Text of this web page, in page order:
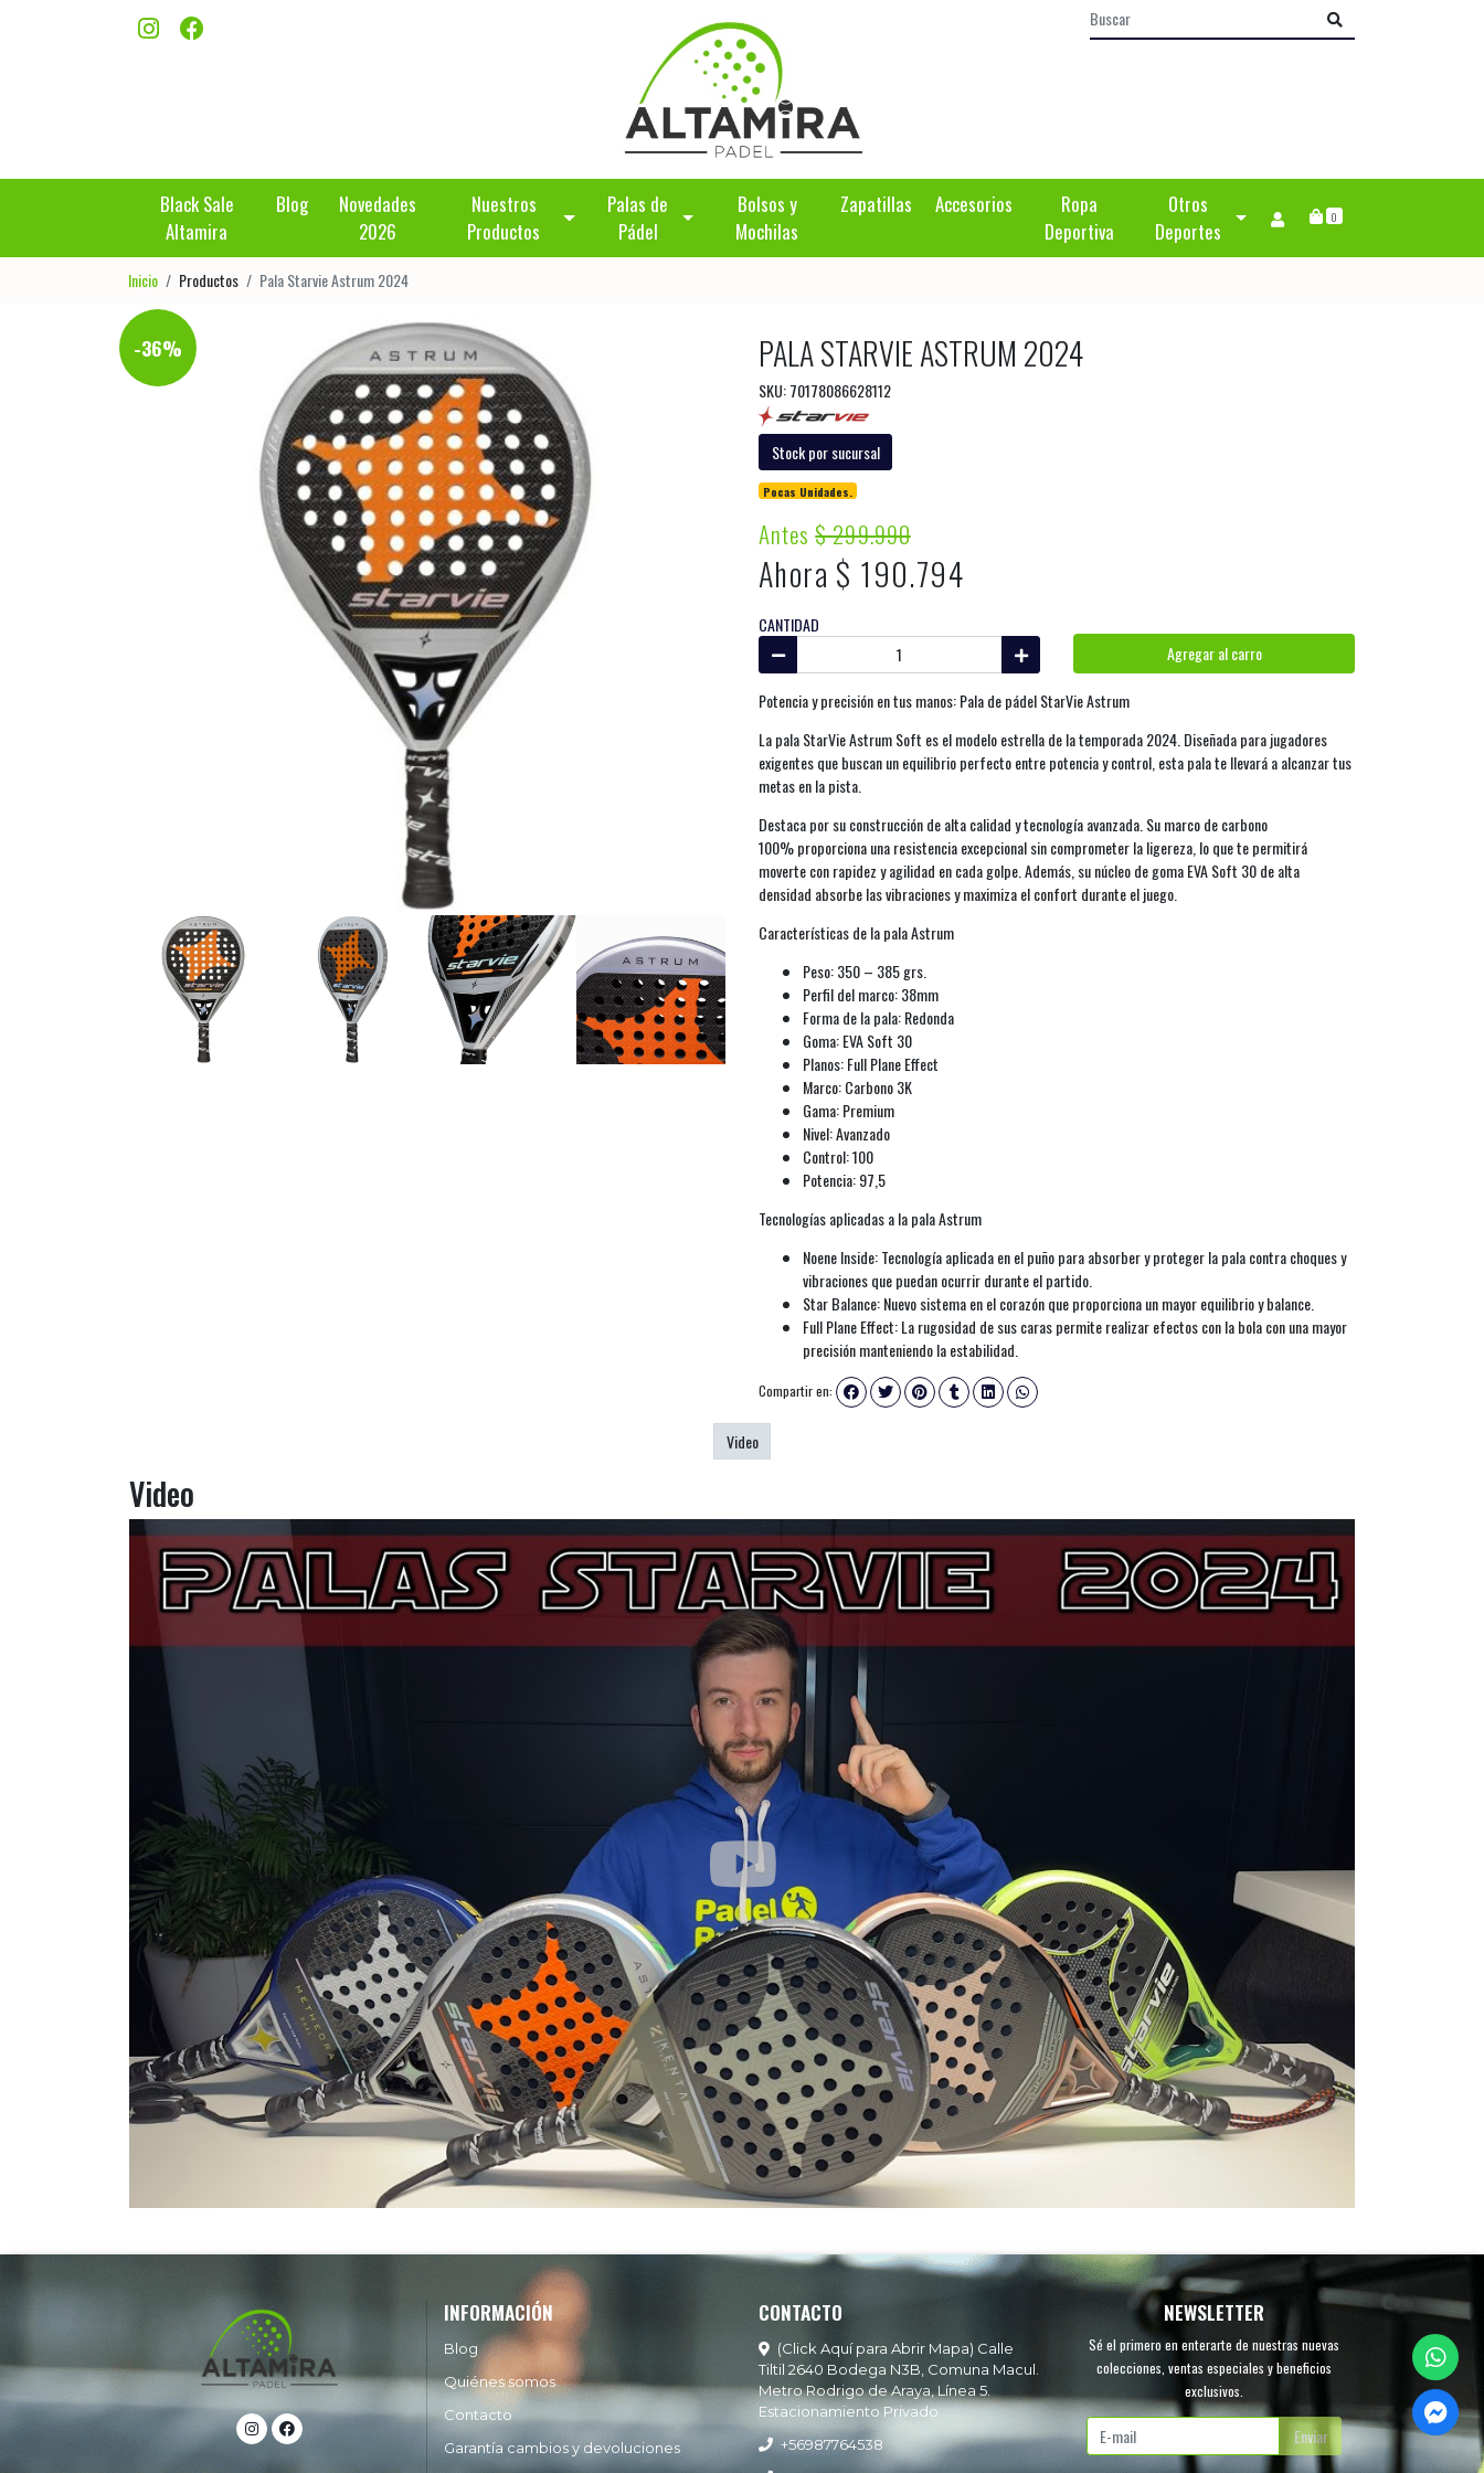
Black Sale
Altamira
Blog
Novedades
2026
Nuestros
Productos
Palas de
Pádel
Bolsos y
Mochilas
Zapatillas Accesorios
Ropa
Deportiva
Otros
Deportes
0
Inicio Productos Pala Starvie Astrum 2024
-36% PALA STARVIE ASTRUM 2024
SKU: 70178086628112
Stock por sucursal
Pocas Unidades.
Antes$ 299.990
Ahora $ 190.794
CANTIDAD
Agregar al carro
Potencia y precisión en tus manos: Pala de pádel StarVie Astrum
La pala StarVie Astrum Soft es el modelo estrella de la temporada 2024. Diseñada para jugadores
exigentes que buscan un equilibrio perfecto entre potencia y control, esta pala te llevará a alcanzar tus
metas en la pista.
Destaca por su construcción de alta calidad y tecnología avanzada. Su marco de carbono
100% proporciona una resistencia excepcional sin comprometer la ligereza, lo que te permitirá
moverte con rapidez y agilidad en cada golpe. Además, su núcleo de goma EVA Soft 30 de alta
densidad absorbe las vibraciones y maximiza el confort durante el juego.
Características de la pala Astrum
Peso: 350 – 385 grs.
Perfil del marco: 38mm
Forma de la pala: Redonda
Goma: EVA Soft 30
Planos: Full Plane Effect
Marco: Carbono 3K
Gama: Premium
Nivel: Avanzado
Control: 100
Potencia: 97,5
Tecnologías aplicadas a la pala Astrum
Noene Inside: Tecnología aplicada en el puño para absorber y proteger la pala contra choques y
vibraciones que puedan ocurrir durante el partido.
Star Balance: Nuevo sistema en el corazón que proporciona un mayor equilibrio y balance.
Full Plane Effect: La rugosidad de sus caras permite realizar efectos con la bola con una mayor
precisión manteniendo la estabilidad.
Compartir en:
Video
Video
INFORMACIÓN
Blog
Quiénes somos
Contacto
Garantía cambios y devoluciones
CONTACTO
(Click Aquí para Abrir Mapa) Calle
Tiltil 2640 Bodega N3B, Comuna Macul.
Metro Rodrigo de Araya, Línea 5.
Estacionamiento Privado
+56987764538
NEWSLETTER
Sé el primero en enterarte de nuestras nuevas
colecciones, ventas especiales y beneficios
exclusivos.
Enviar